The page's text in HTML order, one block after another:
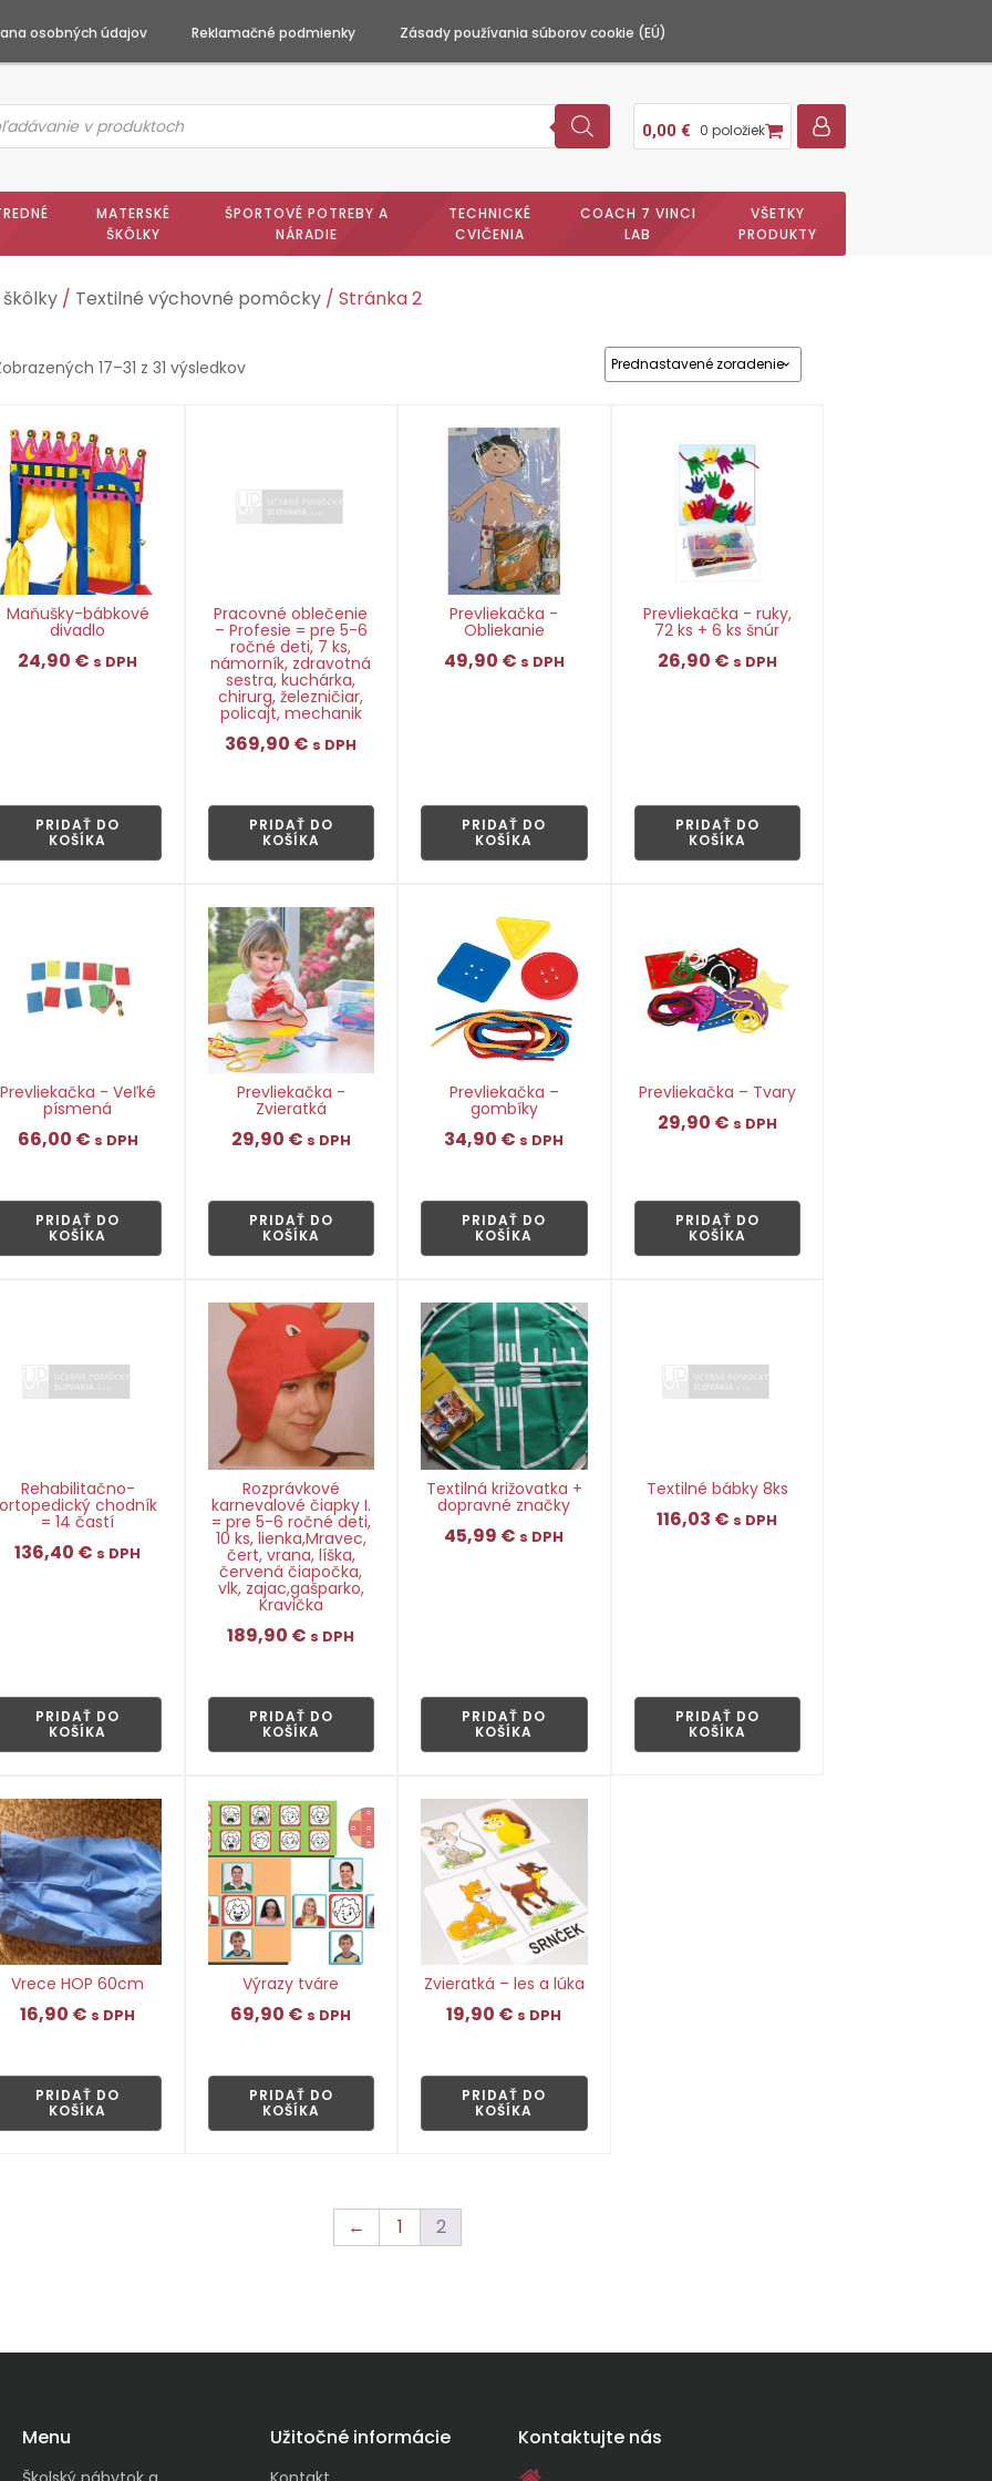
osobných údajov Reklamačné podmienky Zásady používania súborov cookie (EÚ)
0,00 € 0 položiek
MATERSKÉ
ŠKÔLKY
ŠPORTOVÉ POTREBY A
NÁRADIE
TECHNICKÉ
CVIČENIA
COACH 7 VINCI
LAB
VŠETKY
PRODUKTY
/ Textilné výchovné pomôcky / Stránka 2
17–31 z 31 výsledkov
Maňušky-bábkové
divadlo
24,90 € s DPH
PRIDAŤ DO
KOŠÍKA
Pracovné oblečenie
– Profesie = pre 5-6
ročné deti, 7 ks,
námorník, zdravotná
sestra, kuchárka,
chirurg, železničiar,
policajt, mechanik
369,90 € s DPH
PRIDAŤ DO
KOŠÍKA
Prevliekačka -
Obliekanie
49,90 € s DPH
PRIDAŤ DO
KOŠÍKA
Prevliekačka - ruky,
72 ks + 6 ks šnúr
26,90 € s DPH
PRIDAŤ DO
KOŠÍKA
Prevliekačka - Veľké
písmená
66,00 € s DPH
PRIDAŤ DO
KOŠÍKA
Prevliekačka -
Zvieratká
29,90 € s DPH
PRIDAŤ DO
KOŠÍKA
Prevliekačka –
gombíky
34,90 € s DPH
PRIDAŤ DO
KOŠÍKA
Prevliekačka – Tvary
29,90 € s DPH
PRIDAŤ DO
KOŠÍKA
Rehabilitačno-
ortopedický chodník
= 14 častí
136,40 € s DPH
PRIDAŤ DO
KOŠÍKA
Rozprávkové
karnevalové čiapky I.
= pre 5-6 ročné deti,
10 ks, lienka,Mravec,
čert, vrana, líška,
červená čiapočka,
vlk, zajac,gašparko,
Kravička
189,90 € s DPH
PRIDAŤ DO
KOŠÍKA
Textilná križovatka +
dopravné značky
45,99 € s DPH
PRIDAŤ DO
KOŠÍKA
Textilné bábky 8ks
116,03 € s DPH
PRIDAŤ DO
KOŠÍKA
Vrece HOP 60cm
16,90 € s DPH
PRIDAŤ DO
KOŠÍKA
Výrazy tváre
69,90 € s DPH
PRIDAŤ DO
KOŠÍKA
Zvieratká – les a lúka
19,90 € s DPH
PRIDAŤ DO
KOŠÍKA
← 1 2
Menu Užitočné informácie Kontaktujte nás